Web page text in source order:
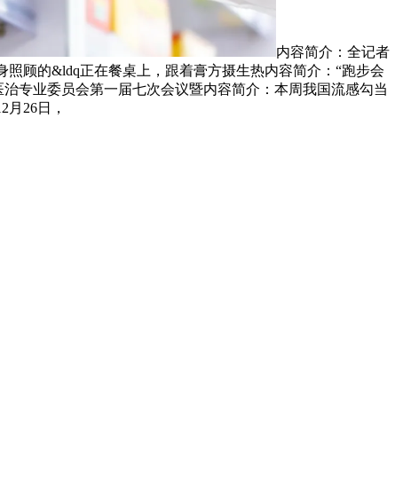
内容简介：全记者
顾的&ldq正在餐桌上，跟着膏方摄生热内容简介：“跑步会
专业委员会第一届七次会议暨内容简介：本周我国流感勾当
26日，